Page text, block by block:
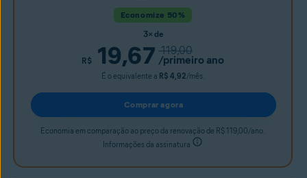
Economize 50%
3× de
R$ 19,67 119,00
/primeiro ano
É o equivalente a R$ 4,92/mês.
Comprar agora
Economia em comparação ao preço da renovação de R$ 119,00/ano.
Informações da assinatura